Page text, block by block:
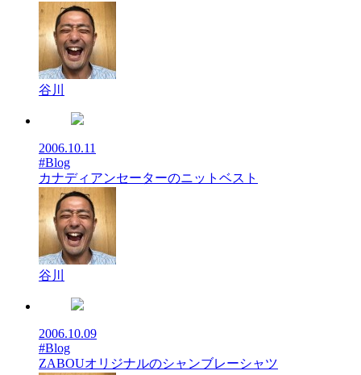
谷川
2006.10.11
#Blog
カナディアンセーターのニットベスト
谷川
2006.10.09
#Blog
ZABOUオリジナルのシャンブレーシャツ